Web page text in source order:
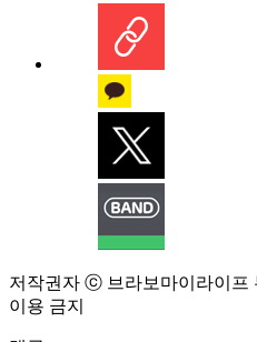
저작권자 ⓒ 브라보마이라이프
이용 금지